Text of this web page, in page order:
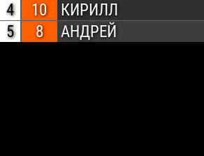
4
10 КИРИЛЛ
5
8 АНДРЕЙ